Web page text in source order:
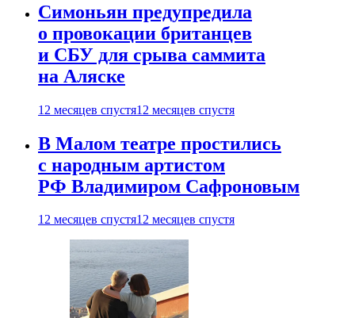
Симоньян предупредила
о провокации британцев
и СБУ для срыва саммита
на Аляске
12 месяцев спустя12 месяцев спустя
В Малом театре простились
с народным артистом
РФ Владимиром Сафроновым
12 месяцев спустя12 месяцев спустя